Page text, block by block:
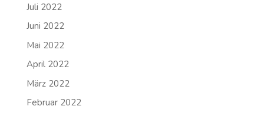
Juli 2022
Juni 2022
Mai 2022
April 2022
März 2022
Februar 2022